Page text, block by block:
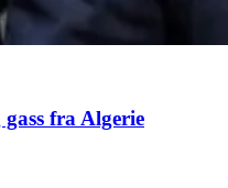
fra Algerie